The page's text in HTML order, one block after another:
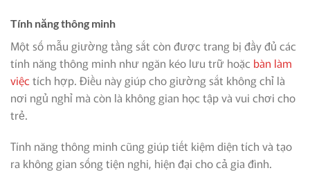
Tính năng thông minh
Một số mẫu giường tầng sắt còn được trang bị đầy đủ các
tính năng thông minh như ngăn kéo lưu trữ hoặc bàn làm
việc tích hợp. Điều này giúp cho giường sắt không chỉ là
nơi ngủ nghỉ mà còn là không gian học tập và vui chơi cho
trẻ.
Tính năng thông minh cũng giúp tiết kiệm diện tích và tạo
ra không gian sống tiện nghi, hiện đại cho cả gia đình.